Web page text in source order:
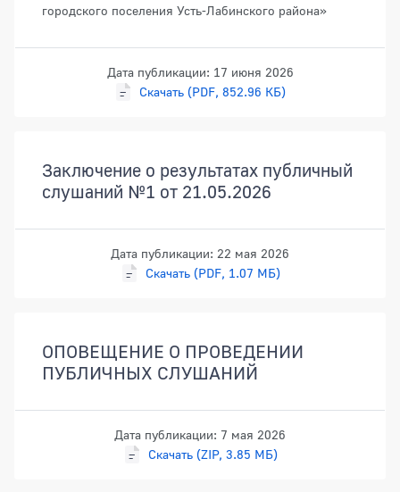
городского поселения Усть-Лабинского района»
Дата публикации: 17 июня 2026
Скачать (PDF, 852.96 КБ)
Заключение о результатах публичный
слушаний №1 от 21.05.2026
Дата публикации: 22 мая 2026
Скачать (PDF, 1.07 МБ)
ОПОВЕЩЕНИЕ О ПРОВЕДЕНИИ
ПУБЛИЧНЫХ СЛУШАНИЙ
Дата публикации: 7 мая 2026
Скачать (ZIP, 3.85 МБ)